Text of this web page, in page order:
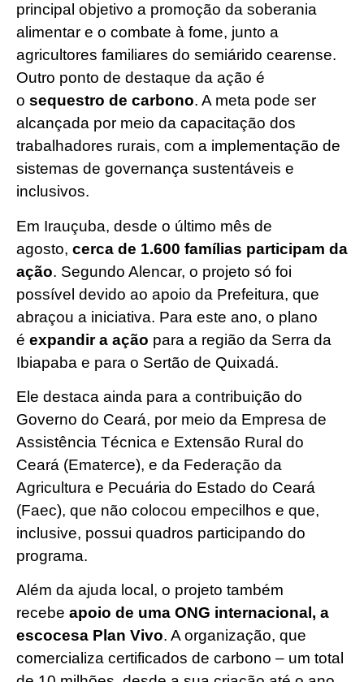
principal objetivo a promoção da soberania
alimentar e o combate à fome, junto a
agricultores familiares do semiárido cearense.
Outro ponto de destaque da ação é
o sequestro de carbono. A meta pode ser
alcançada por meio da capacitação dos
trabalhadores rurais, com a implementação de
sistemas de governança sustentáveis e
inclusivos.
Em Irauçuba, desde o último mês de
agosto, cerca de 1.600 famílias participam da
ação. Segundo Alencar, o projeto só foi
possível devido ao apoio da Prefeitura, que
abraçou a iniciativa. Para este ano, o plano
é expandir a ação para a região da Serra da
Ibiapaba e para o Sertão de Quixadá.
Ele destaca ainda para a contribuição do
Governo do Ceará, por meio da Empresa de
Assistência Técnica e Extensão Rural do
Ceará (Ematerce), e da Federação da
Agricultura e Pecuária do Estado do Ceará
(Faec), que não colocou empecilhos e que,
inclusive, possui quadros participando do
programa.
Além da ajuda local, o projeto também
recebe apoio de uma ONG internacional, a
escocesa Plan Vivo. A organização, que
comercializa certificados de carbono – um total